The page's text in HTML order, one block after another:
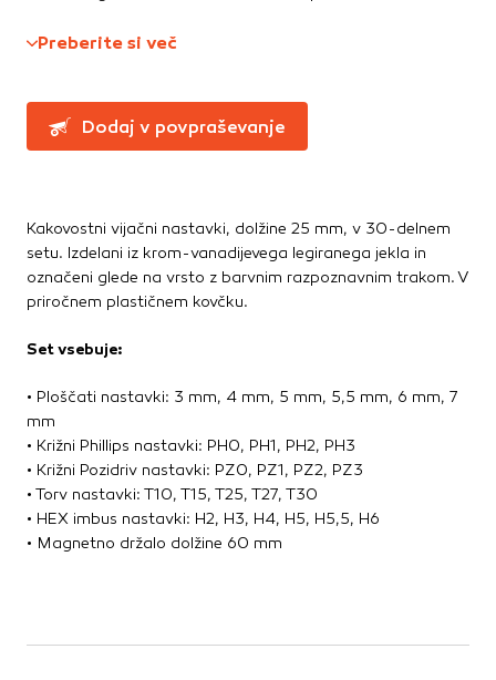
Svinčniki, krede, flumastri
in pritrdilna tehnika
Kotno in profilno železo
Pritrdilna tehnika
Spojni elementi
Verige, jeklene vrvi
Žičniki
Preberite si več
Dodaj v povpraševanje
Kakovostni vijačni nastavki, dolžine 25 mm, v 30-delnem
setu. Izdelani iz krom-vanadijevega legiranega jekla in
označeni glede na vrsto z barvnim razpoznavnim trakom. V
priročnem plastičnem kovčku.
Set vsebuje:
• Ploščati nastavki: 3 mm, 4 mm, 5 mm, 5,5 mm, 6 mm, 7
mm
• Križni Phillips nastavki: PH0, PH1, PH2, PH3
• Križni Pozidriv nastavki: PZ0, PZ1, PZ2, PZ3
• Torv nastavki: T10, T15, T25, T27, T30
• HEX imbus nastavki: H2, H3, H4, H5, H5,5, H6
• Magnetno držalo dolžine 60 mm
Partnerska oglaševalska podjetja jih lahko uporabljajo za
Pri delu uporabljajo edinstveno prepoznavanje vašega
brskalnika in naprave. Če zavrnete uporabo teh piškotkov,
ne boste deležni našega ciljnega spletnega oglaševanja.
Potrdi moje izbire
DOVOLI VSE